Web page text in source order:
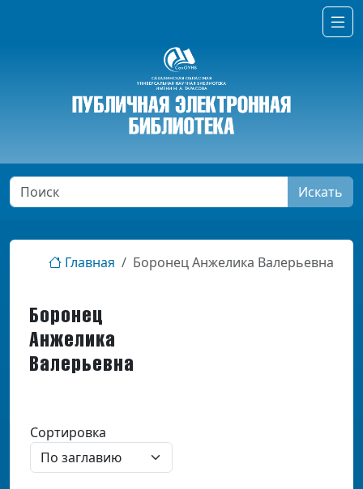
Искать
Главная Боронец Анжелика Валерьевна
Боронец
Анжелика
Валерьевна
Сортировка